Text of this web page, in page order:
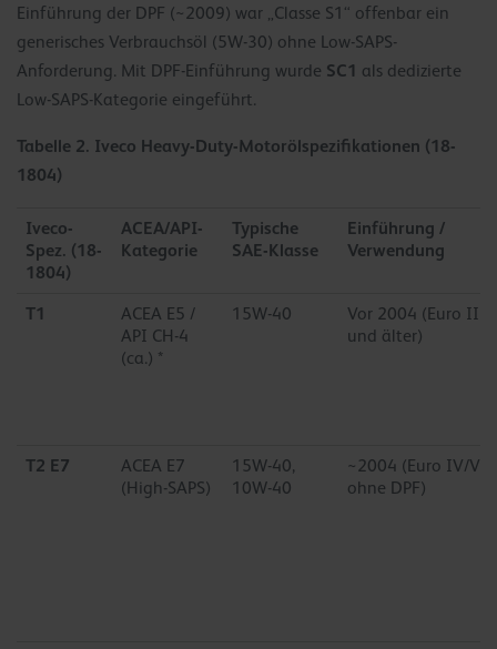
Einführung der DPF (~2009) war „Classe S1“ offenbar ein
generisches Verbrauchsöl (5W-30) ohne Low-SAPS-
Anforderung. Mit DPF-Einführung wurde SC1 als dedizierte
Low-SAPS-Kategorie eingeführt.
Tabelle 2. Iveco Heavy-Duty-Motorölspezifikationen (18-
1804)
Iveco-
Spez. (18-
1804)
ACEA/API-
Kategorie
Typische
SAE-Klasse
Einführung /
Verwendung
T1
ACEA E5 /
API CH-4
(ca.) *
15W-40
Vor 2004 (Euro III
und älter)
T2 E7
ACEA E7
(High-SAPS)
15W-40,
10W-40
~2004 (Euro IV/V
ohne DPF)